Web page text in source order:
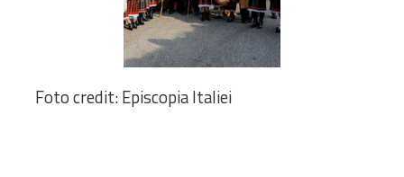
Foto credit: Episcopia Italiei